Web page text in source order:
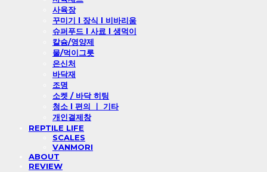
사육장
꾸미기 l 장식 l 비바리움
슈퍼푸드 l 사료 l 생먹이
칼슘/영양제
물/먹이그릇
은신처
바닥재
조명
소켓 / 바닥 히팅
청소 l 편의 ㅣ 기타
개인결제창
REPTILE LIFE
SCALES
VANMORI
ABOUT
REVIEW